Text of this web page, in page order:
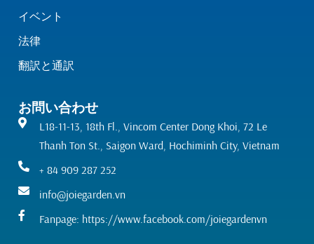
イベント
法律
翻訳と通訳
お問い合わせ
L18-11-13, 18th Fl., Vincom Center Dong Khoi, 72 Le
Thanh Ton St., Saigon Ward, Hochiminh City, Vietnam
+ 84 909 287 252
info@joiegarden.vn
Fanpage: https://www.facebook.com/joiegardenvn